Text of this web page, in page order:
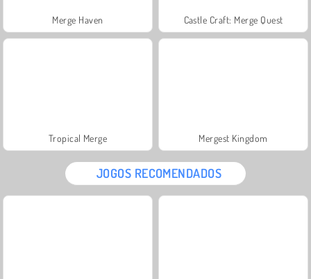
Merge Haven Castle Craft: Merge Quest
Tropical Merge Mergest Kingdom
JOGOS RECOMENDADOS